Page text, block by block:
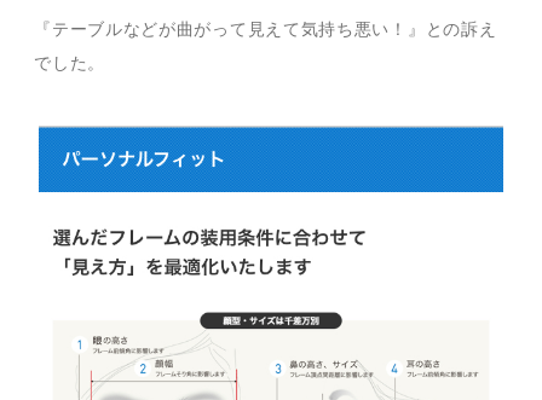
『テーブルなどが曲がって見えて気持ち悪い！』との訴え
でした。